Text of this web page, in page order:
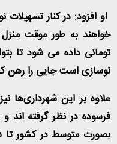
او افزود: در کنار
تومانی داده می شود تا
نوسازی است جایی را رهن
علاوه بر این شهرداری‌ها
فرسوده در نظر گرفته اند